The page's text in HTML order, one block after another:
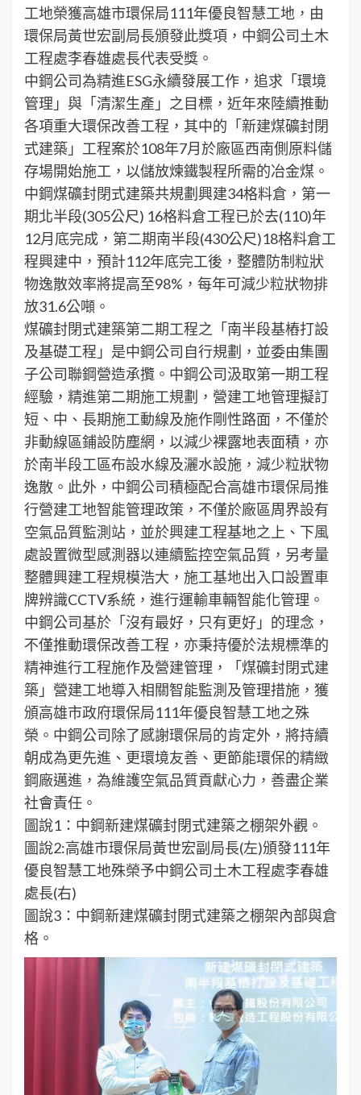
工地榮獲高雄市環保局111年優良智慧工地，由
環保局黃世宏副局長頒發此獎項，中鋼公司土木
工程處李春雄處長代表受獎。
中鋼公司為精進ESG永續發展工作，追求「環境
管理」與「清潔生產」之目標，近年來陸續推動
各項重大環保改善工程，其中的「新建煤礦封閉
式建築」工程案於108年7月於廠區西南側原料儲
存場開始施工，以儲放煉鐵製程所需的冶金煤。
中鋼煤礦封閉式建築共規劃興建34格料倉，第一
期北半段(305公尺) 16格料倉工程已於去(110)年
12月底完成，第二期南半段(430公尺)18格料倉工
程興建中，預計112年底完工後，整體防制粒狀
物逸散效率將提高至98%，每年可減少粒狀物排
放31.6公噸。
煤礦封閉式建築第二期工程之「南半段基樁打設
及基礎工程」是中鋼公司自行規劃，並委由集團
子公司聯鋼營造承攬。中鋼公司汲取第一期工程
經驗，精進第二期施工規劃，營建工地管理擬訂
短、中、長期施工動線及施作剛性路面，不僅於
非動線區鋪設防塵網，以減少裸露地表面積，亦
於南半段工區布設水線及灑水設施，減少粒狀物
逸散。此外，中鋼公司積極配合高雄市環保局推
行營建工地智能管理政策，不僅於廠區周界設有
空氣品質監測站，並於興建工程基地之上、下風
處設置微型感測器以連續監控空氣品質，另考量
整體興建工程規模浩大，施工基地出入口設置車
牌辨識CCTV系統，進行運輸車輛智能化管理。
中鋼公司基於「沒有最好，只有更好」的理念，
不僅推動環保改善工程，亦秉持優於法規標準的
精神進行工程施作及營建管理，「煤礦封閉式建
築」營建工地導入相關智能監測及管理措施，獲
頒高雄市政府環保局111年優良智慧工地之殊
榮。中鋼公司除了感謝環保局的肯定外，將持續
朝成為更先進、更環境友善、更節能環保的精緻
鋼廠邁進，為維護空氣品質貢獻心力，善盡企業
社會責任。
圖說1：中鋼新建煤礦封閉式建築之棚架外觀。
圖說2:高雄市環保局黃世宏副局長(左)頒發111年
優良智慧工地殊榮予中鋼公司土木工程處李春雄
處長(右)
圖說3：中鋼新建煤礦封閉式建築之棚架內部與倉
格。